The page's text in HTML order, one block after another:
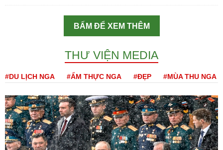
BẤM ĐỂ XEM THÊM
THƯ VIỆN MEDIA
#DU LỊCH NGA #ẨM THỰC NGA #ĐẸP #MÙA THU NGA